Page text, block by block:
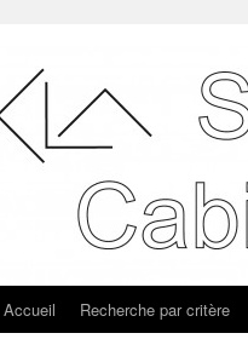
Accueil Recherche par critère